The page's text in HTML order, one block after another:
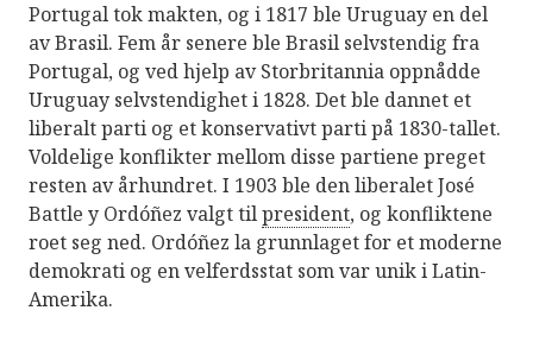
Portugal tok makten, og i 1817 ble Uruguay en del
av Brasil. Fem år senere ble Brasil selvstendig fra
Portugal, og ved hjelp av Storbritannia oppnådde
Uruguay selvstendighet i 1828. Det ble dannet et
liberalt parti og et konservativt parti på 1830-tallet.
Voldelige konflikter mellom disse partiene preget
resten av århundret. I 1903 ble den liberalet José
Battle y Ordóñez valgt tilpresident, og konfliktene
roet seg ned. Ordóñez la grunnlaget for et moderne
demokrati og en velferdsstat som var unik i Latin-
Amerika.